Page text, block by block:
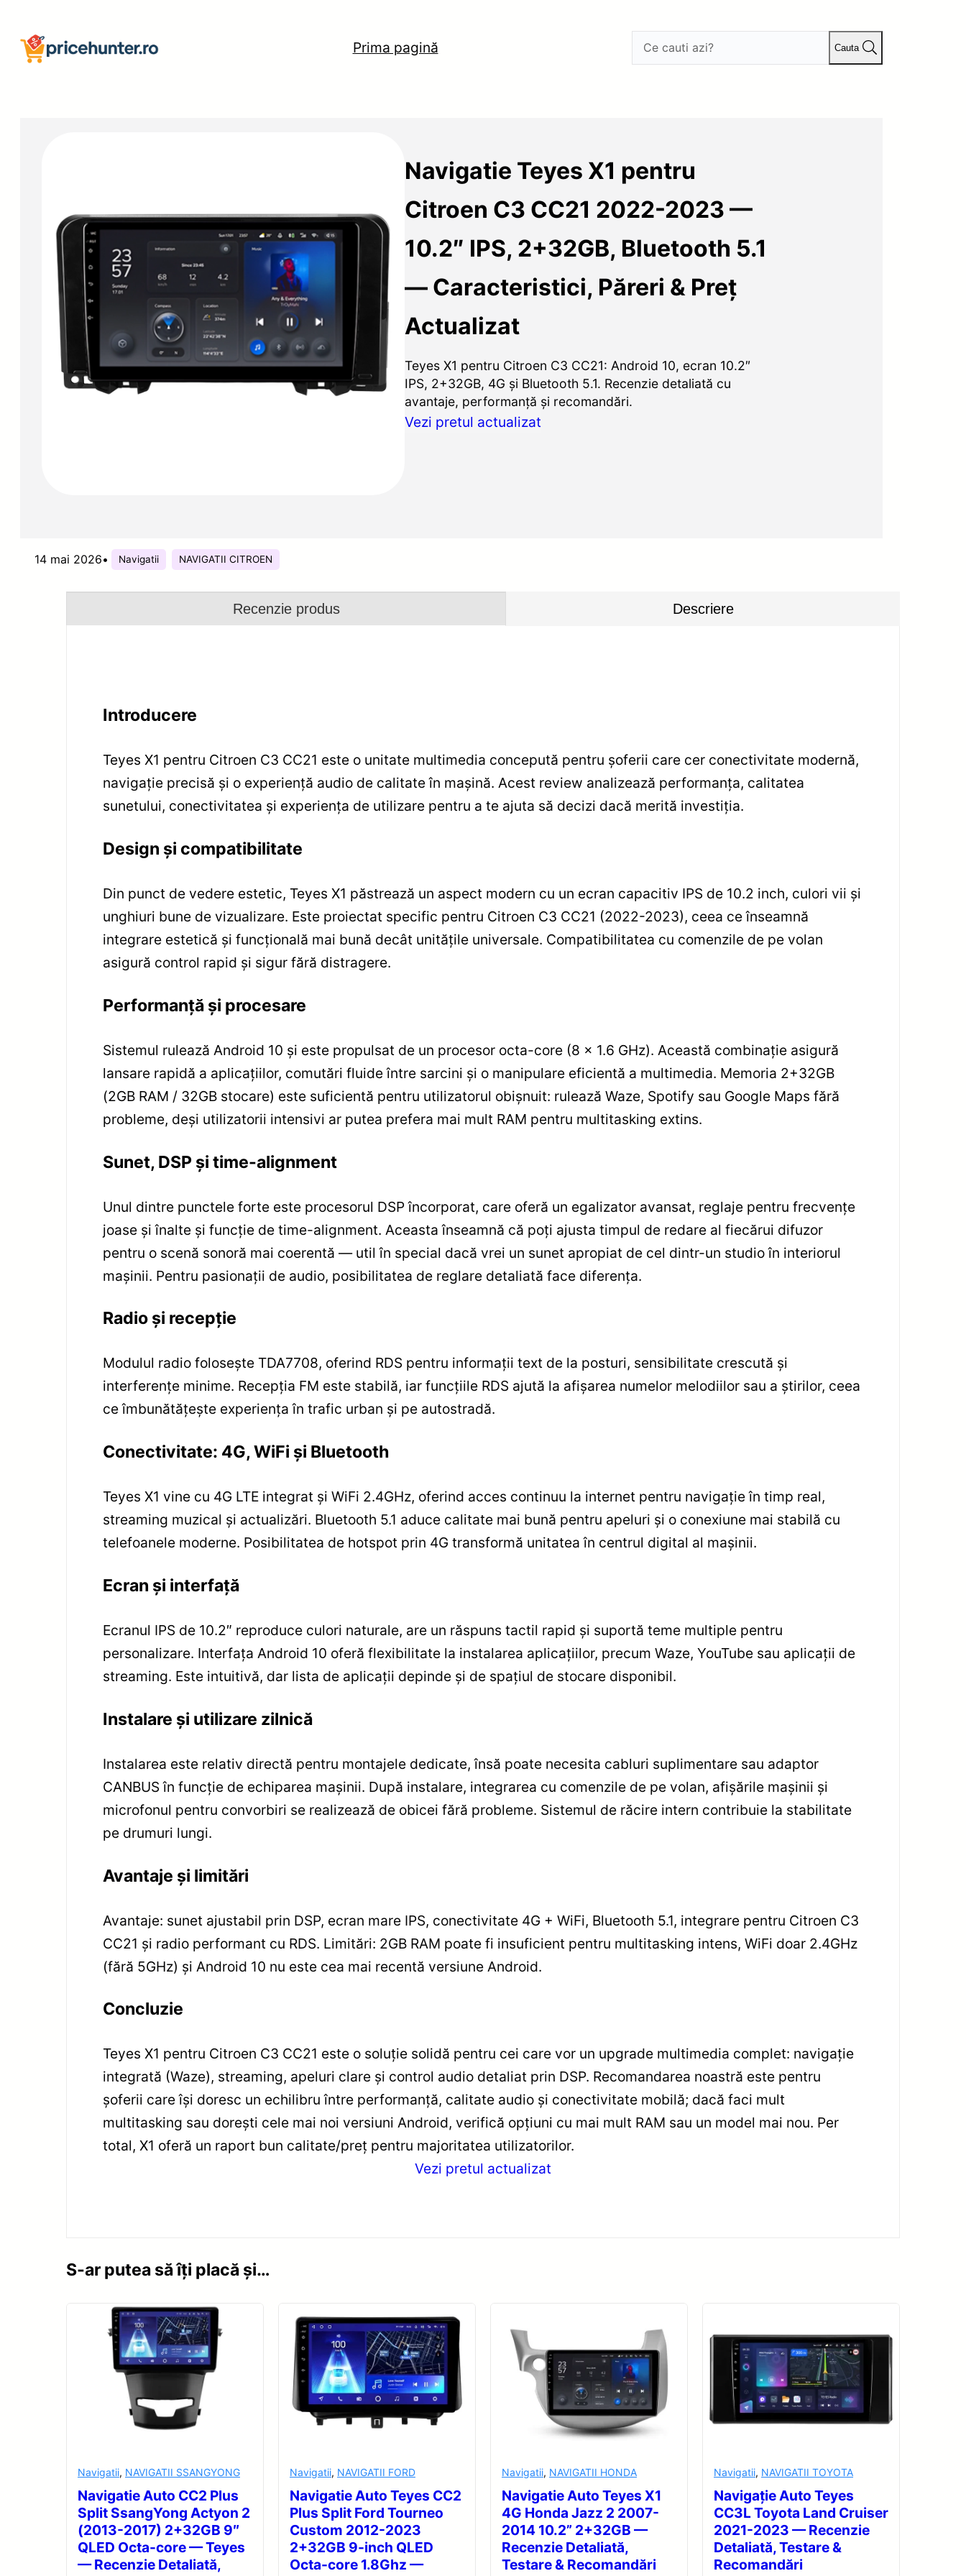
conținut
Prima pagină Cauta
Navigatie Teyes X1 pentru
Citroen C3 CC21 2022-2023 —
10.2″ IPS, 2+32GB, Bluetooth 5.1
— Caracteristici, Păreri & Preț
Actualizat
Teyes X1 pentru Citroen C3 CC21: Android 10, ecran 10.2″
IPS, 2+32GB, 4G și Bluetooth 5.1. Recenzie detaliată cu
avantaje, performanță și recomandări.
Vezi pretul actualizat
14 mai 2026• Navigatii NAVIGATII CITROEN
Recenzie produs Descriere
Introducere
Teyes X1 pentru Citroen C3 CC21 este o unitate multimedia concepută pentru șoferii care cer conectivitate modernă,
navigație precisă și o experiență audio de calitate în mașină. Acest review analizează performanța, calitatea
sunetului, conectivitatea și experiența de utilizare pentru a te ajuta să decizi dacă merită investiția.
Design și compatibilitate
Din punct de vedere estetic, Teyes X1 păstrează un aspect modern cu un ecran capacitiv IPS de 10.2 inch, culori vii și
unghiuri bune de vizualizare. Este proiectat specific pentru Citroen C3 CC21 (2022-2023), ceea ce înseamnă
integrare estetică și funcțională mai bună decât unitățile universale. Compatibilitatea cu comenzile de pe volan
asigură control rapid și sigur fără distragere.
Performanță și procesare
Sistemul rulează Android 10 și este propulsat de un procesor octa-core (8 x 1.6 GHz). Această combinație asigură
lansare rapidă a aplicațiilor, comutări fluide între sarcini și o manipulare eficientă a multimedia. Memoria 2+32GB
(2GB RAM / 32GB stocare) este suficientă pentru utilizatorul obișnuit: rulează Waze, Spotify sau Google Maps fără
probleme, deși utilizatorii intensivi ar putea prefera mai mult RAM pentru multitasking extins.
Sunet, DSP și time-alignment
Unul dintre punctele forte este procesorul DSP încorporat, care oferă un egalizator avansat, reglaje pentru frecvențe
joase și înalte și funcție de time-alignment. Aceasta înseamnă că poți ajusta timpul de redare al fiecărui difuzor
pentru o scenă sonoră mai coerentă — util în special dacă vrei un sunet apropiat de cel dintr-un studio în interiorul
mașinii. Pentru pasionații de audio, posibilitatea de reglare detaliată face diferența.
Radio și recepție
Modulul radio folosește TDA7708, oferind RDS pentru informații text de la posturi, sensibilitate crescută și
interferențe minime. Recepția FM este stabilă, iar funcțiile RDS ajută la afișarea numelor melodiilor sau a știrilor, ceea
ce îmbunătățește experiența în trafic urban și pe autostradă.
Conectivitate: 4G, WiFi și Bluetooth
Teyes X1 vine cu 4G LTE integrat și WiFi 2.4GHz, oferind acces continuu la internet pentru navigație în timp real,
streaming muzical și actualizări. Bluetooth 5.1 aduce calitate mai bună pentru apeluri și o conexiune mai stabilă cu
telefoanele moderne. Posibilitatea de hotspot prin 4G transformă unitatea în centrul digital al mașinii.
Ecran și interfață
Ecranul IPS de 10.2″ reproduce culori naturale, are un răspuns tactil rapid și suportă teme multiple pentru
personalizare. Interfața Android 10 oferă flexibilitate la instalarea aplicațiilor, precum Waze, YouTube sau aplicații de
streaming. Este intuitivă, dar lista de aplicații depinde și de spațiul de stocare disponibil.
Instalare și utilizare zilnică
Instalarea este relativ directă pentru montajele dedicate, însă poate necesita cabluri suplimentare sau adaptor
CANBUS în funcție de echiparea mașinii. După instalare, integrarea cu comenzile de pe volan, afișările mașinii și
microfonul pentru convorbiri se realizează de obicei fără probleme. Sistemul de răcire intern contribuie la stabilitate
pe drumuri lungi.
Avantaje și limitări
Avantaje: sunet ajustabil prin DSP, ecran mare IPS, conectivitate 4G + WiFi, Bluetooth 5.1, integrare pentru Citroen C3
CC21 și radio performant cu RDS. Limitări: 2GB RAM poate fi insuficient pentru multitasking intens, WiFi doar 2.4GHz
(fără 5GHz) și Android 10 nu este cea mai recentă versiune Android.
Concluzie
Teyes X1 pentru Citroen C3 CC21 este o soluție solidă pentru cei care vor un upgrade multimedia complet: navigație
integrată (Waze), streaming, apeluri clare și control audio detaliat prin DSP. Recomandarea noastră este pentru
șoferii care își doresc un echilibru între performanță, calitate audio și conectivitate mobilă; dacă faci mult
multitasking sau dorești cele mai noi versiuni Android, verifică opțiuni cu mai mult RAM sau un model mai nou. Per
total, X1 oferă un raport bun calitate/preț pentru majoritatea utilizatorilor.
Vezi pretul actualizat
S-ar putea să îți placă și…
Navigatii, NAVIGATII SSANGYONG
Navigatie Auto CC2 Plus
Split SsangYong Actyon 2
(2013-2017) 2+32GB 9″
QLED Octa-core — Teyes
— Recenzie Detaliată,
Navigatii, NAVIGATII FORD
Navigatie Auto Teyes CC2
Plus Split Ford Tourneo
Custom 2012-2023
2+32GB 9-inch QLED
Octa-core 1.8Ghz —
Navigatii, NAVIGATII HONDA
Navigatie Auto Teyes X1
4G Honda Jazz 2 2007-
2014 10.2” 2+32GB —
Recenzie Detaliată,
Testare & Recomandări
Navigatii, NAVIGATII TOYOTA
Navigație Auto Teyes
CC3L Toyota Land Cruiser
2021-2023 — Recenzie
Detaliată, Testare &
Recomandări